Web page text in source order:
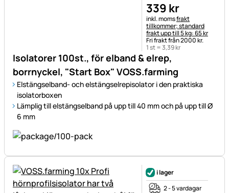
Isolatorer 100st., för elband & elrep,
borrnyckel, "Start Box" VOSS.farming
Elstängselband- och elstängselrepisolator i den praktiska
isolatorboxen
Lämplig till elstängselband på upp till 40 mm och på upp till Ø
6 mm
339 kr
Skatteinformation:
inkl. momsfrakt
tillkommer; standard
frakt upp till 5 kg: 65 kr
Fri frakt från 2000 kr.
1 st =3,39kr
i lager
2 - 5 vardagar